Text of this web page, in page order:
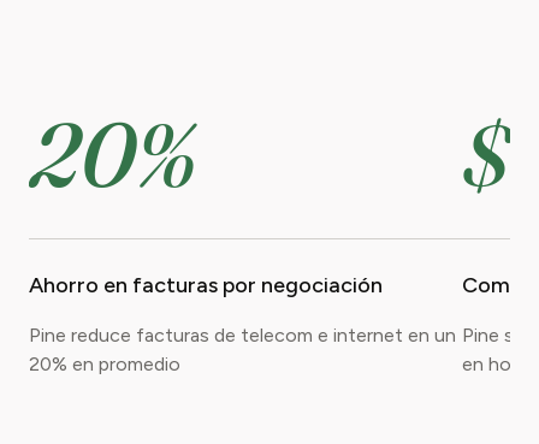
20%
Ahorro en facturas por negociación
Pine reduce facturas de telecom e internet en un
20% en promedio
Pine
en